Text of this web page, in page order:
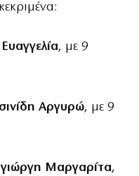
, με 9
Αργυρώ, με 9
Μαργαρίτα,